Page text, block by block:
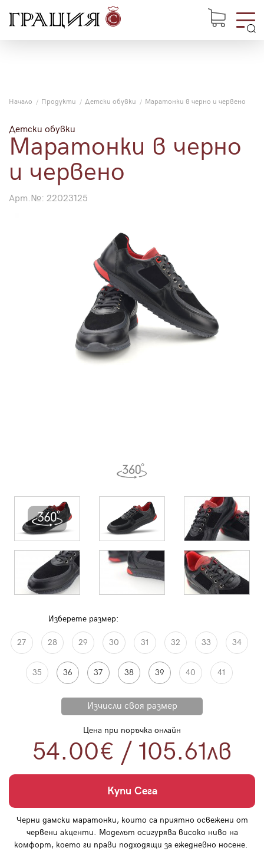
Начало Продукти Детски обувки Mаратонки в черно и червено
Детски обувки
Mаратонки в черно
и червено
Арт.№: 22023125
Черни дамски маратонки, които са приятно освежени от
червени акценти. Моделът осигурява високо ниво на
комфорт, което ги прави подходящи за ежедневно носене.
Изберете размер:
27 28 29 30 31 32 33 34
35 36 37 38 39 40 41
Цена при поръчка онлайн
54.00€ / 105.61лв
Купи Сега